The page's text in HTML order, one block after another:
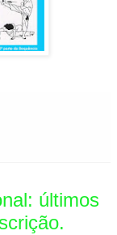
últimos